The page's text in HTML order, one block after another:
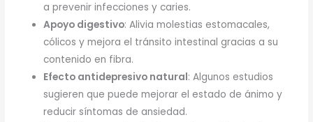
a prevenir infecciones y caries.
Apoyo digestivo: Alivia molestias estomacales,
cólicos y mejora el tránsito intestinal gracias a su
contenido en fibra.
Efecto antidepresivo natural: Algunos estudios
sugieren que puede mejorar el estado de ánimo y
reducir síntomas de ansiedad.